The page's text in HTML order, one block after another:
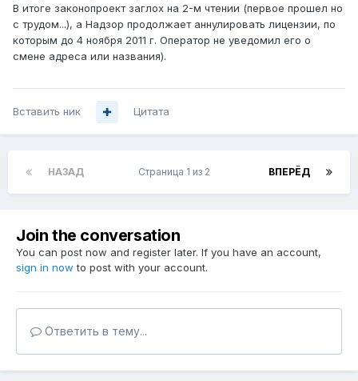
В итоге законопроект заглох на 2-м чтении (первое прошел но
с трудом...), а Надзор продолжает аннулировать лицензии, по
которым до 4 ноября 2011 г. Оператор не уведомил его о
смене адреса или названия).
Вставить ник Цитата
НАЗАД ВПЕРЁД
Страница 1 из 2
Join the conversation
You can post now and register later. If you have an account,
sign in now to post with your account.
Ответить в тему...